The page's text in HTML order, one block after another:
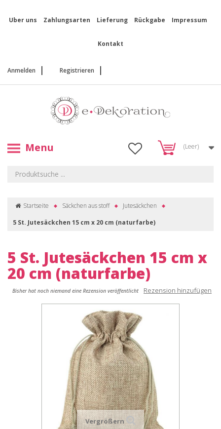
Uber uns Zahlungsarten Lieferung Rückgabe Impressum
Kontakt
Anmelden Registrieren
(Leer)
Menu
Startseite Säckchen aus stoff
Jutesäckchen
5 St. Jutesäckchen 15 cm x 20 cm (naturfarbe)
5 St. Jutesäckchen 15 cm x
20 cm (naturfarbe)
Bisher hat noch niemand eine Rezension veröffentlicht Rezension hinzufügen
Vergrößern